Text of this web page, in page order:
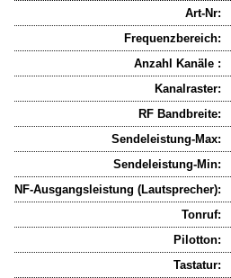
Art-Nr:
Frequenzbereich:
Anzahl Kanäle :
Kanalraster:
RF Bandbreite:
Sendeleistung-Max:
Sendeleistung-Min:
NF-Ausgangsleistung (Lautsprecher):
Tonruf:
Pilotton:
Tastatur: